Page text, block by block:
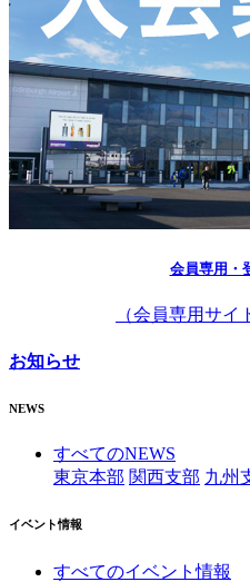
会員専用・
（会員専用サイ
お知らせ
NEWS
すべてのNEWS
東京本部 関西支部 九州
イベント情報
すべてのイベント情報